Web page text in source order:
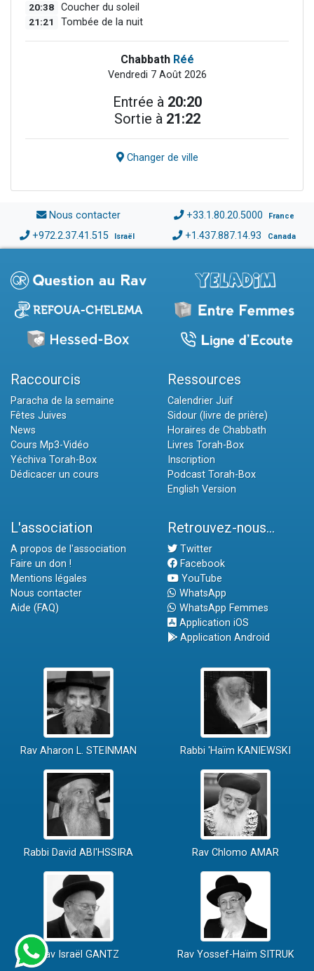
20:38 Coucher du soleil
21:21 Tombée de la nuit
Chabbath Réé
Vendredi 7 Août 2026
Entrée à 20:20
Sortie à 21:22
Changer de ville
Nous contacter +33.1.80.20.5000 France
+972.2.37.41.515 Israël +1.437.887.14.93 Canada
Raccourcis
Paracha de la semaine
Fêtes Juives
News
Cours Mp3-Vidéo
Yéchiva Torah-Box
Dédicacer un cours
Ressources
Calendrier Juif
Sidour (livre de prière)
Horaires de Chabbath
Livres Torah-Box
Inscription
Podcast Torah-Box
English Version
L'association
A propos de l'association
Faire un don !
Mentions légales
Nous contacter
Aide (FAQ)
Retrouvez-nous...
Twitter
Facebook
YouTube
WhatsApp
WhatsApp Femmes
Application iOS
Application Android
Rav Aharon L. STEINMAN Rabbi 'Haïm KANIEWSKI
Rabbi David ABI'HSSIRA Rav Chlomo AMAR
Rav Israël GANTZ Rav Yossef-Haïm SITRUK